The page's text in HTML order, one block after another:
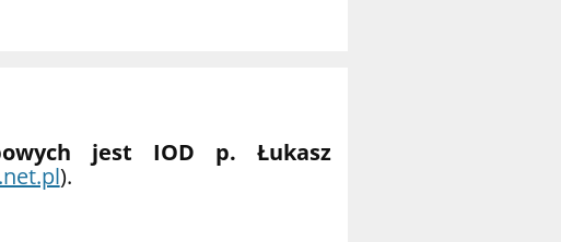
jest IOD p. Łukasz
).